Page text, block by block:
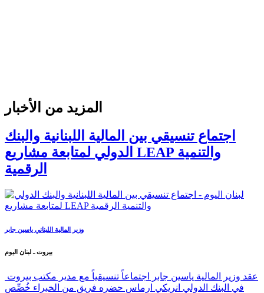
المزيد من الأخبار
اجتماع تنسيقي بين المالية اللبنانية والبنك
الدولي لمتابعة مشاريع LEAP والتنمية
الرقمية
وزير المالية اللبناني ياسين جابر
بيروت ـ لبنان اليوم
في البنك الدولي انريكي ارماس حضره فريق من الخبراء خُصِّص